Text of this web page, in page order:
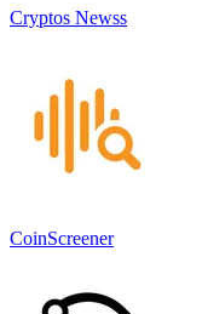
Cryptos Newss
CoinScreener